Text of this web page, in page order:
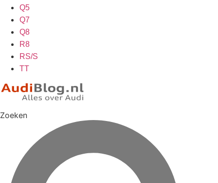
Q5
Q7
Q8
R8
RS/S
TT
Zoeken